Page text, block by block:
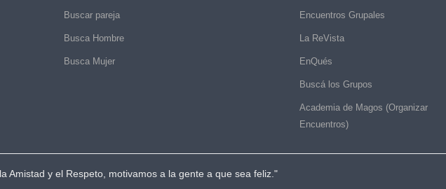
Buscar pareja
Busca Hombre
Busca Mujer
Encuentros Grupales
La ReVista
EnQués
Buscá los Grupos
Academia de Magos (Organizar
Encuentros)
Amistad y el Respeto, motivamos a la gente a que sea feliz."